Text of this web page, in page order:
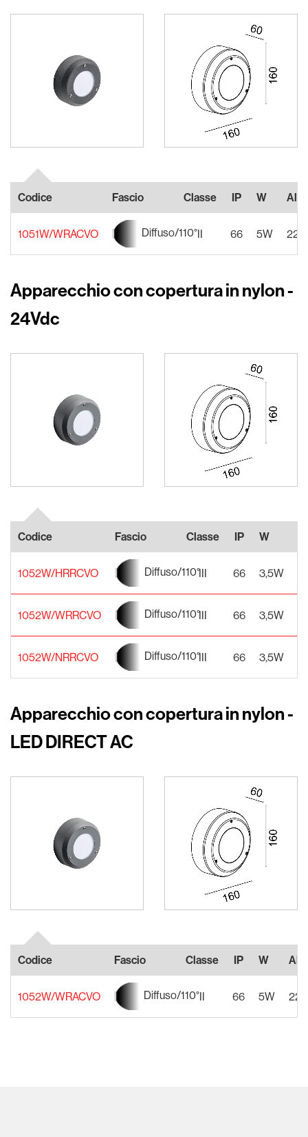
Codice Fascio Classe IP W
1051W/WRACVO Diffuso/110°II 66 5W
Apparecchio con copertura in nylon -
24Vdc
Codice Fascio Classe IP W
1052W/HRRCVO Diffuso/110°III 66 3,5W
1052W/WRRCVO Diffuso/110°III 66 3,5W
1052W/NRRCVO Diffuso/110°III 66 3,5W
Apparecchio con copertura in nylon -
LED DIRECT AC
Codice Fascio Classe IP W
1052W/WRACVO Diffuso/110°II 66 5W